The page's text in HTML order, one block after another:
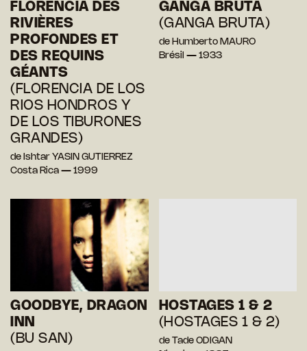
FLORENCIA DES
RIVIÈRES
PROFONDES ET
DES REQUINS
GÉANTS
(FLORENCIA DE LOS
RIOS HONDROS Y
DE LOS TIBURONES
GRANDES)
de Ishtar YASIN GUTIERREZ
Costa Rica — 1999
GANGA BRUTA
(GANGA BRUTA)
de Humberto MAURO
Brésil — 1933
GOODBYE, DRAGON
INN
(BU SAN)
HOSTAGES 1 & 2
(HOSTAGES 1 & 2)
de Tade ODIGAN